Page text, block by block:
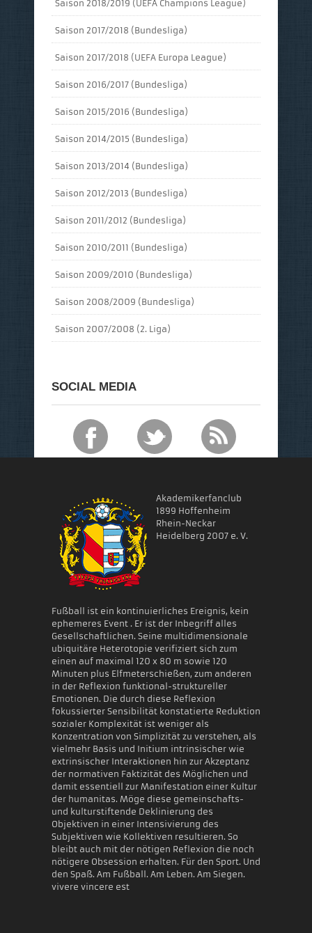
Saison 2018/2019 (UEFA Champions League)
Saison 2017/2018 (Bundesliga)
Saison 2017/2018 (UEFA Europa League)
Saison 2016/2017 (Bundesliga)
Saison 2015/2016 (Bundesliga)
Saison 2014/2015 (Bundesliga)
Saison 2013/2014 (Bundesliga)
Saison 2012/2013 (Bundesliga)
Saison 2011/2012 (Bundesliga)
Saison 2010/2011 (Bundesliga)
Saison 2009/2010 (Bundesliga)
Saison 2008/2009 (Bundesliga)
Saison 2007/2008 (2. Liga)
SOCIAL MEDIA
Akademikerfanclub
1899 Hoffenheim
Rhein-Neckar
Heidelberg 2007 e. V.
Fußball ist ein kontinuierliches Ereignis, kein
ephemeres Event . Er ist der Inbegriff alles
Gesellschaftlichen. Seine multidimensionale
ubiquitäre Heterotopie verifiziert sich zum
einen auf maximal 120 x 80 m sowie 120
Minuten plus Elfmeterschießen, zum anderen
in der Reflexion funktional-struktureller
Emotionen. Die durch diese Reflexion
fokussierter Sensibilität konstatierte Reduktion
sozialer Komplexität ist weniger als
Konzentration von Simplizität zu verstehen, als
vielmehr Basis und Initium intrinsischer wie
extrinsischer Interaktionen hin zur Akzeptanz
der normativen Faktizität des Möglichen und
damit essentiell zur Manifestation einer Kultur
der humanitas. Möge diese gemeinschafts-
und kulturstiftende Deklinierung des
Objektiven in einer Intensivierung des
Subjektiven wie Kollektiven resultieren. So
bleibt auch mit der nötigen Reflexion die noch
nötigere Obsession erhalten. Für den Sport. Und
den Spaß. Am Fußball. Am Leben. Am Siegen.
vivere vincere est